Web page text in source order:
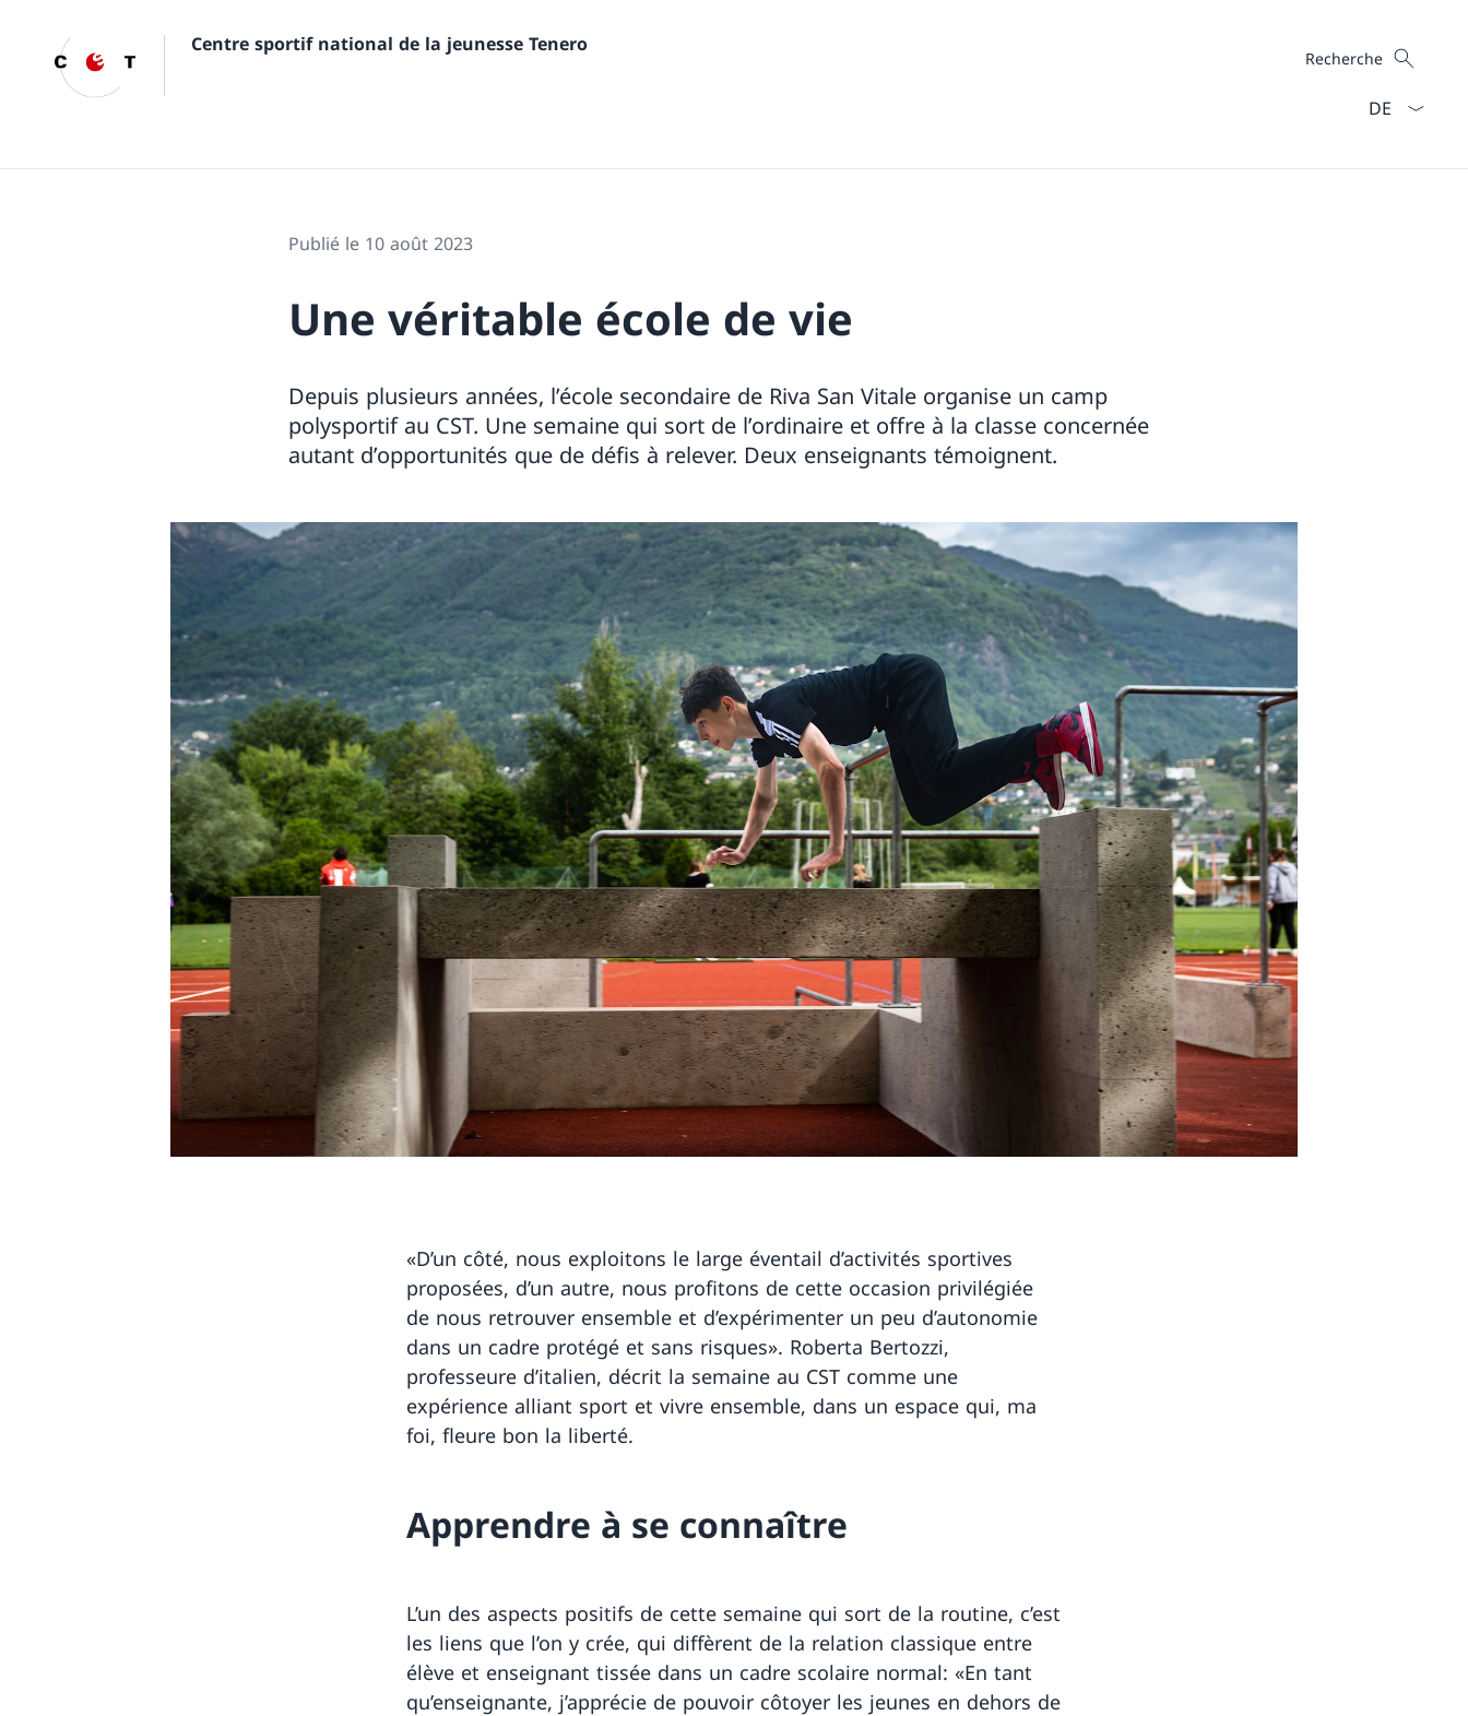
Centre sportif national de la jeunesse Tenero Recherche
Recherche
Publié le 10 août 2023
Une véritable école de vie
Depuis plusieurs années, l’école secondaire de Riva San Vitale organise un camp
polysportif au CST. Une semaine qui sort de l’ordinaire et offre à la classe concernée
autant d’opportunités que de défis à relever. Deux enseignants témoignent.
«D’un côté, nous exploitons le large éventail d’activités sportives
proposées, d’un autre, nous profitons de cette occasion privilégiée
de nous retrouver ensemble et d’expérimenter un peu d’autonomie
dans un cadre protégé et sans risques». Roberta Bertozzi,
professeure d’italien, décrit la semaine au CST comme une
expérience alliant sport et vivre ensemble, dans un espace qui, ma
foi, fleure bon la liberté.
Apprendre à se connaître
L’un des aspects positifs de cette semaine qui sort de la routine, c’est
les liens que l’on y crée, qui diffèrent de la relation classique entre
élève et enseignant tissée dans un cadre scolaire normal: «En tant
qu’enseignante, j’apprécie de pouvoir côtoyer les jeunes en dehors de